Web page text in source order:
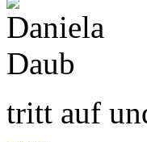
tritt auf